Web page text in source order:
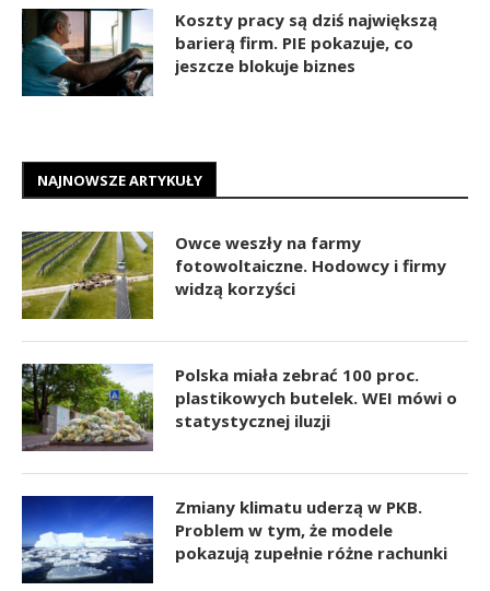
Koszty pracy są dziś największą
barierą firm. PIE pokazuje, co
jeszcze blokuje biznes
NAJNOWSZE ARTYKUŁY
Owce weszły na farmy
fotowoltaiczne. Hodowcy i firmy
widzą korzyści
Polska miała zebrać 100 proc.
plastikowych butelek. WEI mówi o
statystycznej iluzji
Zmiany klimatu uderzą w PKB.
Problem w tym, że modele
pokazują zupełnie różne rachunki